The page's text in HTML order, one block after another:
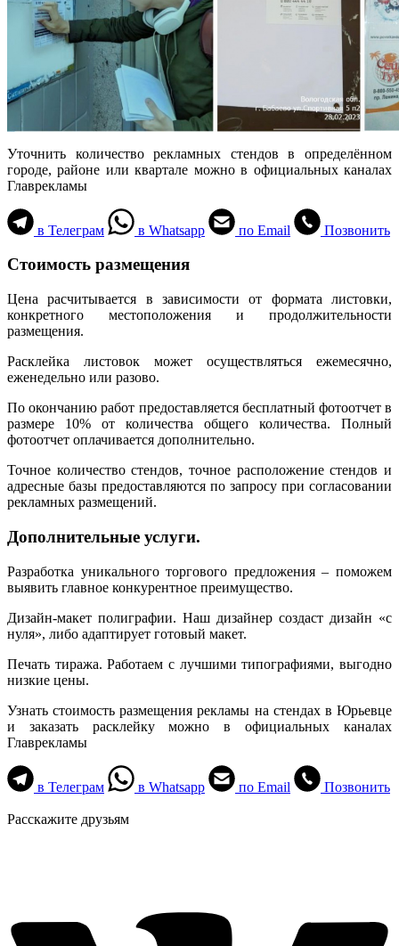
Уточнить количество рекламных стендов в определённом
городе, районе или квартале можно в официальных каналах
Главрекламы
в Телеграм в Whatsapp по Email Позвонить
Стоимость размещения
Цена расчитывается в зависимости от формата листовки,
конкретного местоположения и продолжительности
размещения.
Расклейка листовок может осуществляться ежемесячно,
еженедельно или разово.
По окончанию работ предоставляется бесплатный фотоотчет в
размере 10% от количества общего количества. Полный
фотоотчет оплачивается дополнительно.
Точное количество стендов, точное расположение стендов и
адресные базы предоставляются по запросу при согласовании
рекламных размещений.
Дополнительные услуги.
Разработка уникального торгового предложения – поможем
выявить главное конкурентное преимущество.
Дизайн-макет полиграфии. Наш дизайнер создаст дизайн «с
нуля», либо адаптирует готовый макет.
Печать тиража. Работаем с лучшими типографиями, выгодно
низкие цены.
Узнать стоимость размещения рекламы на стендах в Юрьевце
и заказать расклейку можно в официальных каналах
Главрекламы
в Телеграм в Whatsapp по Email Позвонить
Расскажите друзьям